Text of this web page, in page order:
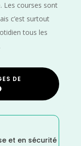
Les courses sont
c’est surtout
tous les
DE
et en sécurité